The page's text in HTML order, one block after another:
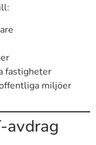
fastigheter
miljöer
avdrag